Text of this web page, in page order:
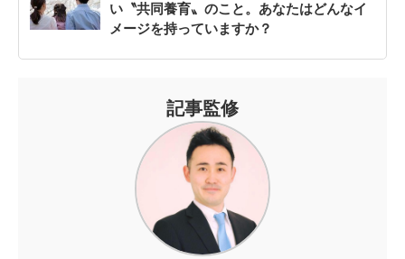
い〝共同養育〟のこと。あなたはどんなイ
メージを持っていますか？
記事監修